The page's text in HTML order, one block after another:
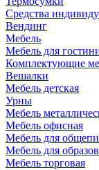
Средства
Вендинг
Мебель
Мебель для
Комплектующие
Вешалки
Мебель детская
Урны
Мебель
Мебель офисная
Мебель для
Мебель для
Мебель торговая